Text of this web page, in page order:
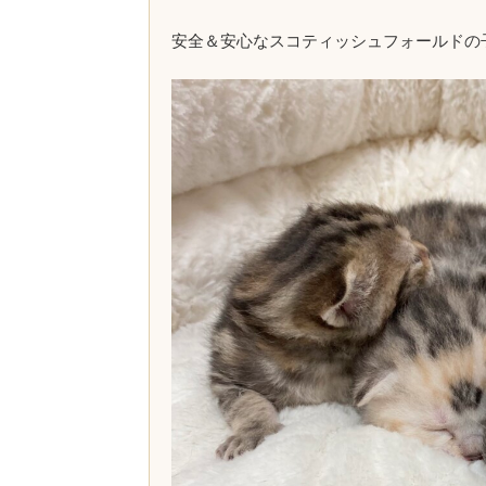
安全＆安心なスコティッシュフォールドの